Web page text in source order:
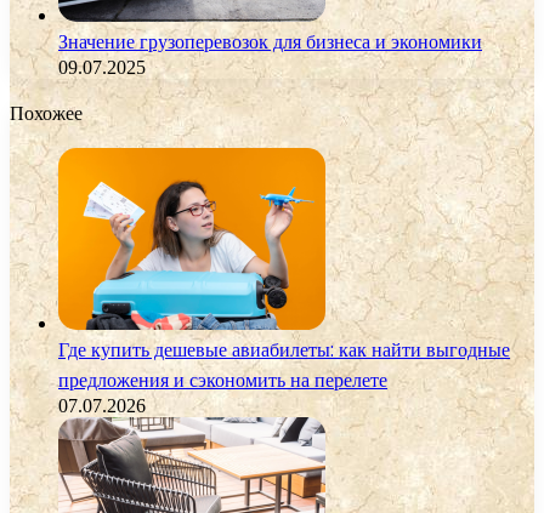
Значение грузоперевозок для бизнеса и экономики
09.07.2025
Похожее
Где купить дешевые авиабилеты: как найти выгодные
предложения и сэкономить на перелете
07.07.2026